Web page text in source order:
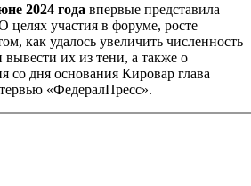
2024 года впервые представила
участия в форуме, росте
как удалось увеличить численность
их из тени, а также о
со дня основания Кировар глава
«ФедералПресс».